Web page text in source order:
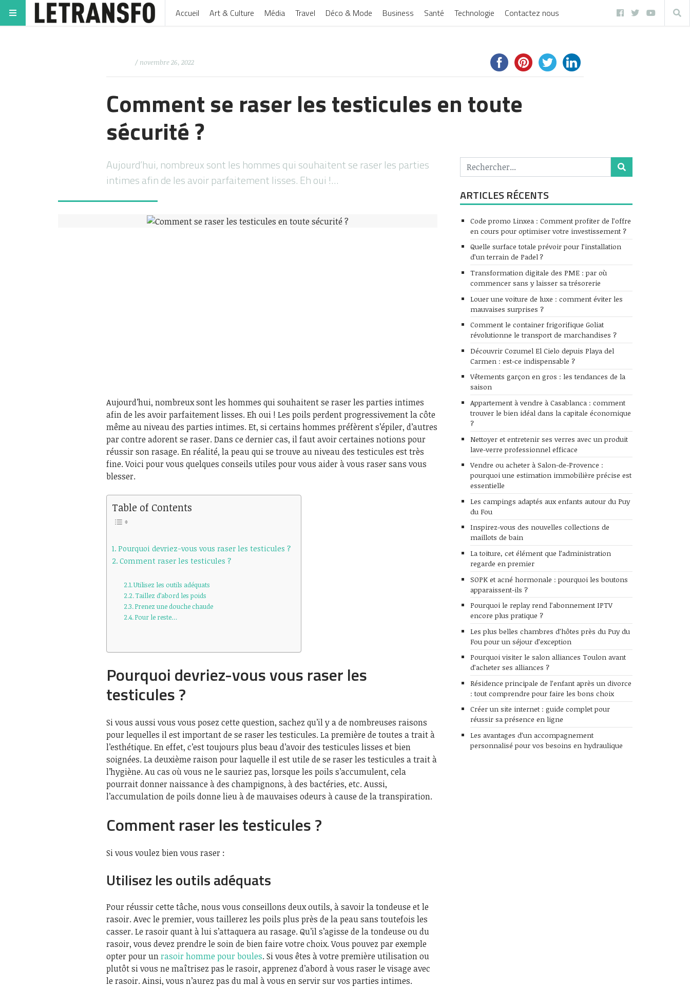
Accueil Art & Culture Média Travel Déco & Mode Business Santé Technologie Contactez nous
/ novembre 26, 2022
Comment se raser les testicules en toute
sécurité ?
Aujourd’hui, nombreux sont les hommes qui souhaitent se raser les parties
intimes afin de les avoir parfaitement lisses. Eh oui !…
Aujourd’hui, nombreux sont les hommes qui souhaitent se raser les parties intimes
afin de les avoir parfaitement lisses. Eh oui ! Les poils perdent progressivement la côte
même au niveau des parties intimes. Et, si certains hommes préfèrent s’épiler, d’autres
par contre adorent se raser. Dans ce dernier cas, il faut avoir certaines notions pour
réussir son rasage. En réalité, la peau qui se trouve au niveau des testicules est très
fine. Voici pour vous quelques conseils utiles pour vous aider à vous raser sans vous
blesser.
Table of Contents
Pourquoi devriez-vous vous raser les testicules ?
Comment raser les testicules ?
Utilisez les outils adéquats
Taillez d’abord les poids
Prenez une douche chaude
Pour le reste…
Pourquoi devriez-vous vous raser les
testicules ?
Si vous aussi vous vous posez cette question, sachez qu’il y a de nombreuses raisons
pour lequelles il est important de se raser les testicules. La première de toutes a trait à
l’esthétique. En effet, c’est toujours plus beau d’avoir des testicules lisses et bien
soignées. La deuxième raison pour laquelle il est utile de se raser les testicules a trait à
l’hygiène. Au cas où vous ne le sauriez pas, lorsque les poils s’accumulent, cela
pourrait donner naissance à des champignons, à des bactéries, etc. Aussi,
l’accumulation de poils donne lieu à de mauvaises odeurs à cause de la transpiration.
Comment raser les testicules ?
Si vous voulez bien vous raser :
Utilisez les outils adéquats
Pour réussir cette tâche, nous vous conseillons deux outils, à savoir la tondeuse et le
rasoir. Avec le premier, vous taillerez les poils plus près de la peau sans toutefois les
casser. Le rasoir quant à lui s’attaquera au rasage. Qu’il s’agisse de la tondeuse ou du
rasoir, vous devez prendre le soin de bien faire votre choix. Vous pouvez par exemple
opter pour unrasoir homme pour boules. Si vous êtes à votre première utilisation ou
plutôt si vous ne maîtrisez pas le rasoir, apprenez d’abord à vous raser le visage avec
le rasoir. Ainsi, vous n’aurez pas du mal à vous en servir sur vos parties intimes.
ARTICLES RÉCENTS
Code promo Linxea : Comment profiter de l’offre
en cours pour optimiser votre investissement ?
Quelle surface totale prévoir pour l’installation
d’un terrain de Padel ?
Transformation digitale des PME : par où
commencer sans y laisser sa trésorerie
Louer une voiture de luxe : comment éviter les
mauvaises surprises ?
Comment le container frigorifique Goliat
révolutionne le transport de marchandises ?
Découvrir Cozumel El Cielo depuis Playa del
Carmen : est-ce indispensable ?
Vêtements garçon en gros : les tendances de la
saison
Appartement à vendre à Casablanca : comment
trouver le bien idéal dans la capitale économique
?
Nettoyer et entretenir ses verres avec un produit
lave-verre professionnel efficace
Vendre ou acheter à Salon-de-Provence :
pourquoi une estimation immobilière précise est
essentielle
Les campings adaptés aux enfants autour du Puy
du Fou
Inspirez-vous des nouvelles collections de
maillots de bain
La toiture, cet élément que l’administration
regarde en premier
SOPK et acné hormonale : pourquoi les boutons
apparaissent-ils ?
Pourquoi le replay rend l’abonnement IPTV
encore plus pratique ?
Les plus belles chambres d’hôtes près du Puy du
Fou pour un séjour d’exception
Pourquoi visiter le salon alliances Toulon avant
d’acheter ses alliances ?
Résidence principale de l’enfant après un divorce
: tout comprendre pour faire les bons choix
Créer un site internet : guide complet pour
réussir sa présence en ligne
Les avantages d’un accompagnement
personnalisé pour vos besoins en hydraulique